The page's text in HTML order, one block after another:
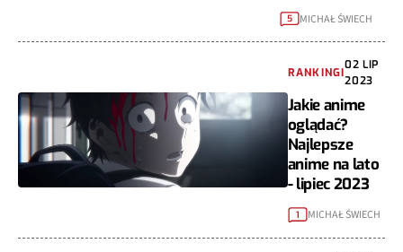
5 MICHAŁ ŚWIECH
RANKINGI
02 LIP
2023
Jakie anime
oglądać?
Najlepsze
anime na lato
- lipiec 2023
1 MICHAŁ ŚWIECH